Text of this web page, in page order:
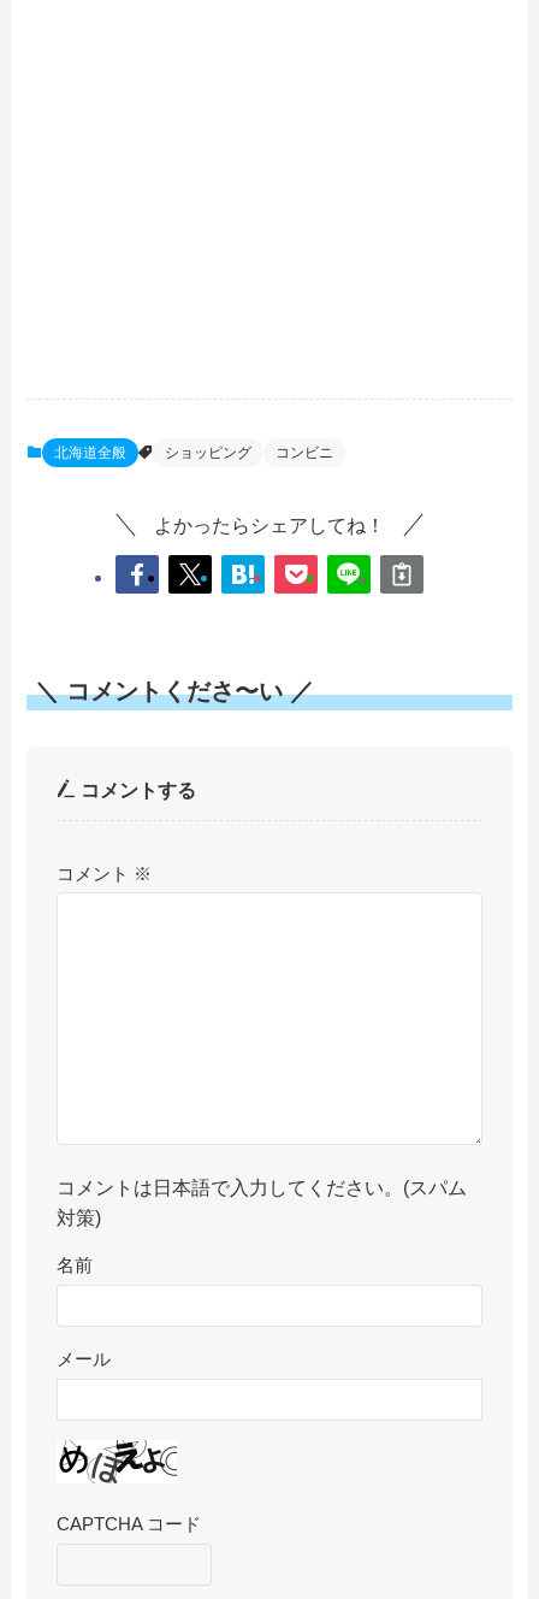
北海道全般 ショッピング コンビニ
よかったらシェアしてね！
＼ コメントくださ〜い ／
コメントする
コメント ※
コメントは日本語で入力してください。(スパム
対策)
名前
メール
CAPTCHA コード